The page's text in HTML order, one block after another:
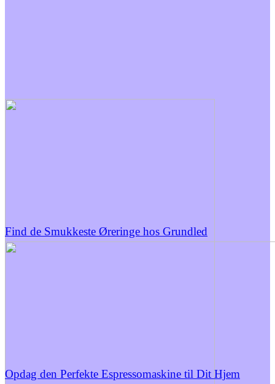
Find de Smukkeste Øreringe hos Grundled
Opdag den Perfekte Espressomaskine til Dit Hjem